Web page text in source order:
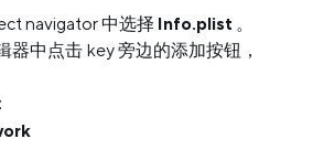
navigator 中选择 Info.plist 。
器中点击 key 旁边的添加按钮，